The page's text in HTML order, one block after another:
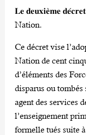
𝐋𝐞 𝐝𝐞𝐮𝐱𝐢𝐞̀𝐦𝐞
Nation.
Ce décret vise
Nation de cent
d’éléments des
disparus ou tombés
agent des services
l’enseignement
formelle tués suite